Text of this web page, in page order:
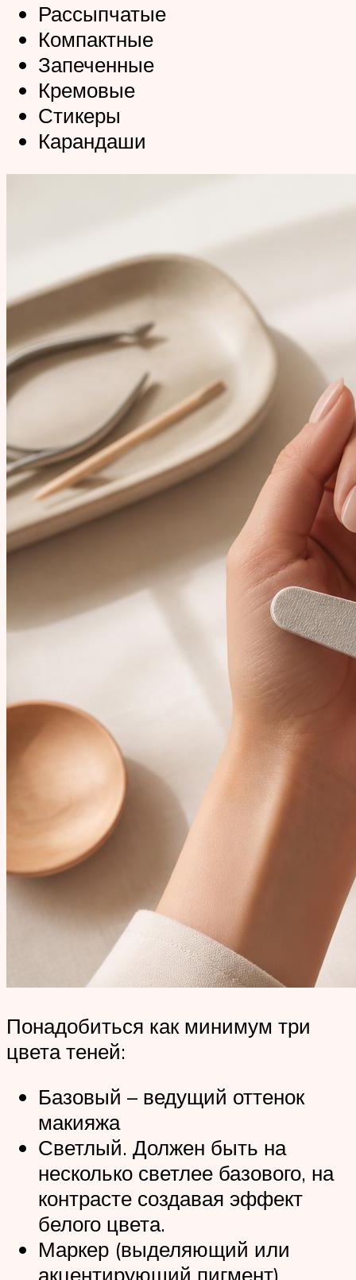
Рассыпчатые
Компактные
Запеченные
Кремовые
Стикеры
Карандаши
Понадобиться как минимум три
цвета теней:
Базовый – ведущий оттенок
макияжа
Светлый. Должен быть на
несколько светлее базового, на
контрасте создавая эффект
белого цвета.
Маркер (выделяющий или
акцентирующий пигмент).